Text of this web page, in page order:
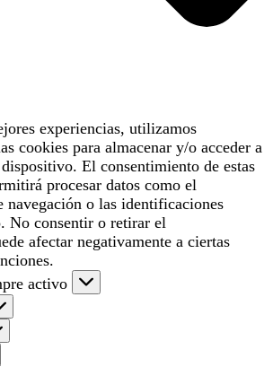
experiencias, utilizamos
cookies para almacenar y/o acceder a
El consentimiento de estas
procesar datos como el
navegación o las identificaciones
No consentir o retirar el
afectar negativamente a ciertas
activo